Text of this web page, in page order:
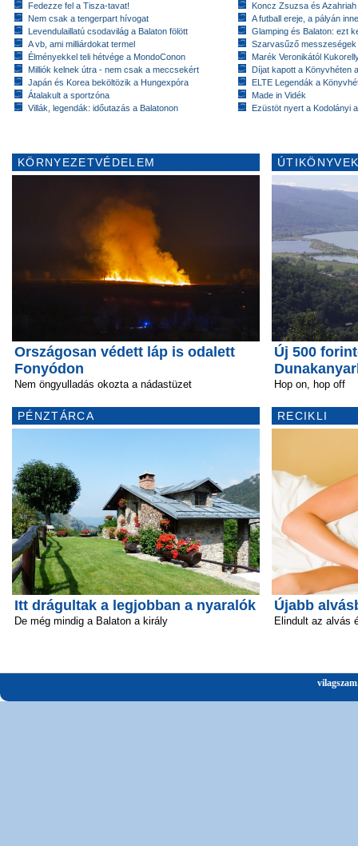
Fedezze fel a Tisza-tavat!
Nem csak a tengerpart hívogat
Levendulaillatú csodavilág a Balaton fölött
A vb, ami milliárdokat termel
Élményekkel teli hétvége a MondoConon
Milliók kelnek útra - nem csak a meccsekért
Japán és Korea beköltözik a Hungexpóra
Átalakult a sportzóna
Villák, legendák: időutazás a Balatonon
Koncz Zsuzsa és
A futball ereje, a pályán
Glamping és Balaton: ezt
Szarvasűző messzeségek
Marék Veronikától
Díjat kapott a Könyvhéten
ELTE Legendák a
Made in Vidék
Ezüstöt nyert a Kodolányi
KÖRNYEZETVÉDELEM
Országosan védett láp is odalett
Fonyódon
Nem öngyulladás okozta a nádastüzet
PÉNZTÁRCA
Itt drágultak a legjobban a nyaralók
De még mindig a Balaton a király
Új 500
Hop on, hop off
RECIKLI
Újabb
Elindult az alvás